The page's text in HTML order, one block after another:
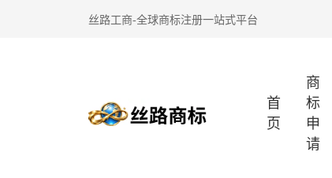
丝路工商-全球商标注册一站式平台
首
页
商
标
申
请